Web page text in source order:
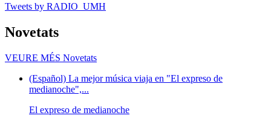
Tweets by RADIO_UMH
Novetats
VEURE MÉS Novetats
(Español) La mejor música viaja en "El expreso de
medianoche",...
El expreso de medianoche